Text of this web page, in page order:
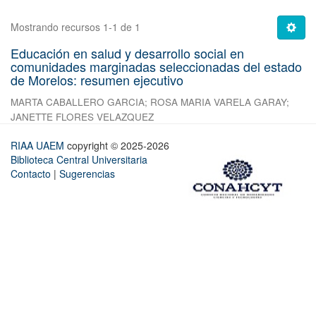
Mostrando recursos 1-1 de 1
Educación en salud y desarrollo social en
comunidades marginadas seleccionadas del estado
de Morelos: resumen ejecutivo
MARTA CABALLERO GARCIA; ROSA MARIA VARELA GARAY;
JANETTE FLORES VELAZQUEZ
RIAA UAEM copyright © 2025-2026
Biblioteca Central Universitaria
Contacto | Sugerencias